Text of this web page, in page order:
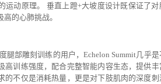
运动原理。 垂直上蹬+大坡度设计既保证了对
的心肺挑战。
腿部雕刻训练的用户，Echelon Summit几乎是
高训练强度，配合完整智能内容生态，提供丰
的不仅是消耗热量，更是对下肢肌肉的深度刺